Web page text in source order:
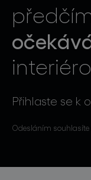
Přihlaste se k
Odesláním